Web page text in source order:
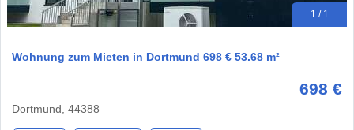
1 / 1
Wohnung zum Mieten in Dortmund 698 € 53.68 m²
698 €
Dortmund, 44388